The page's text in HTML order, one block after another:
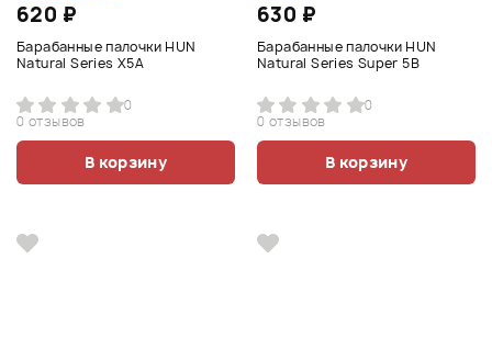
620 ₽
Барабанные палочки HUN
Natural Series X5A
0
0 отзывов
В корзину
630 ₽
Барабанные палочки HUN
Natural Series Super 5B
0
0 отзывов
В корзину